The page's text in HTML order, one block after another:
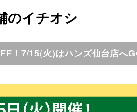
のイチオシ
！7/15(火)はハンズ仙台店へ